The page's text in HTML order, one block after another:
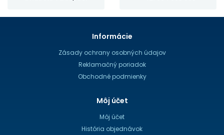
Informácie
Zásady ochrany osobných údajov
Reklamačný poriadok
Obchodné podmienky
Môj účet
Môj účet
História objednávok